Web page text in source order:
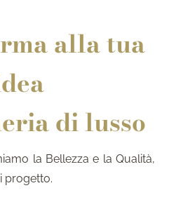
alla tua
di lusso
la Bellezza e la Qualità,
progetto.